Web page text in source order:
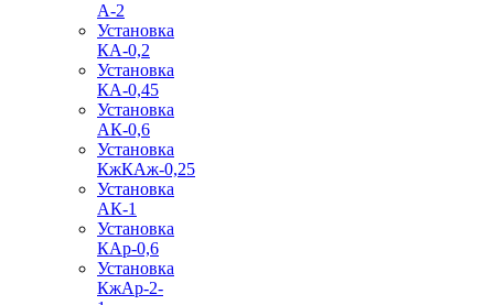
А-2
Установка
КА-0,2
Установка
КА-0,45
Установка
АК-0,6
Установка
КжКАж-0,25
Установка
АК-1
Установка
КАр-0,6
Установка
КжАр-2-